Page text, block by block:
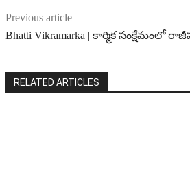
Previous article
Bhatti Vikramarka | కార్మిక సంక్షేమంలో
RELATED ARTICLES